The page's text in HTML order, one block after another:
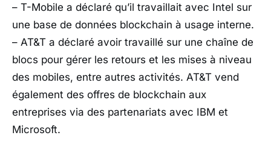
– T-Mobile a déclaré qu’il travaillait avec Intel sur
une base de données blockchain à usage interne.
– AT&T a déclaré avoir travaillé sur une chaîne de
blocs pour gérer les retours et les mises à niveau
des mobiles, entre autres activités. AT&T vend
également des offres de blockchain aux
entreprises via des partenariats avec IBM et
Microsoft.